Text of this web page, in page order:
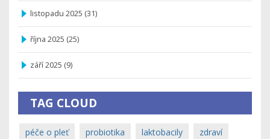
listopadu 2025 (31)
října 2025 (25)
září 2025 (9)
TAG CLOUD
péče o pleť probiotika laktobacily zdraví